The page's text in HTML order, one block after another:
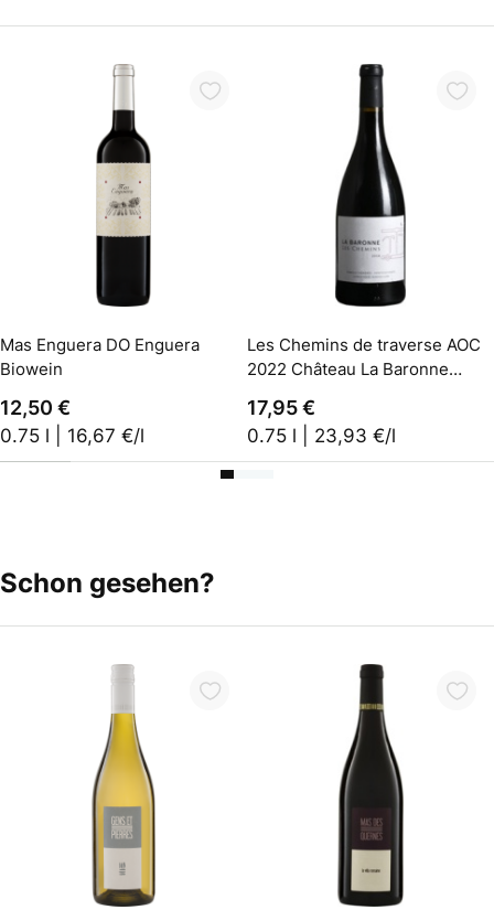
Mas Enguera DO Enguera
Biowein
12,50 €
0.75 l | 16,67 €/l
In den Warenkorb
Les Chemins de traverse AOC
2022 Château La Baronne
17,95 €
0.75 l | 23,93 €/l
Schon gesehen?
In den Warenkorb In den Warenkorb